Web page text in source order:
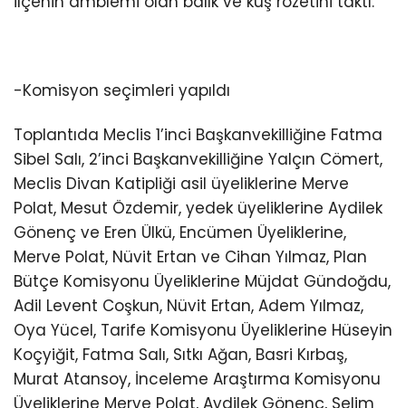
-Komisyon seçimleri yapıldı
Toplantıda Meclis 1’inci Başkanvekilliğine Fatma
Sibel Salı, 2’inci Başkanvekilliğine Yalçın Cömert,
Meclis Divan Katipliği asil üyeliklerine Merve
Polat, Mesut Özdemir, yedek üyeliklerine Aydilek
Gönenç ve Eren Ülkü, Encümen Üyeliklerine,
Merve Polat, Nüvit Ertan ve Cihan Yılmaz, Plan
Bütçe Komisyonu Üyeliklerine Müjdat Gündoğdu,
Adil Levent Coşkun, Nüvit Ertan, Adem Yılmaz,
Oya Yücel, Tarife Komisyonu Üyeliklerine Hüseyin
Koçyiğit, Fatma Salı, Sıtkı Ağan, Basri Kırbaş,
Murat Atansoy, İnceleme Araştırma Komisyonu